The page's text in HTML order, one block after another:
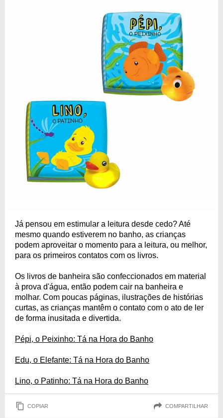
Já pensou em estimular a leitura desde cedo? Até
mesmo quando estiverem no banho, as crianças
podem aproveitar o momento para a leitura, ou melhor,
para os primeiros contatos com os livros.
Os livros de banheira são confeccionados em material
à prova d'água, então podem cair na banheira e
molhar. Com poucas páginas, ilustrações de histórias
curtas, as crianças mantêm o contato com o ato de ler
de forma inusitada e divertida.
Pépi, o Peixinho: Tá na Hora do Banho
Edu, o Elefante: Tá na Hora do Banho
Lino, o Patinho: Tá na Hora do Banho
COPIAR COMPARTILHAR